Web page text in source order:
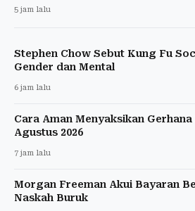
5 jam lalu
Stephen Chow Sebut Kung Fu
Gender dan Mental
6 jam lalu
Cara Aman Menyaksikan
Agustus 2026
7 jam lalu
Morgan Freeman Akui Bayaran
Naskah Buruk